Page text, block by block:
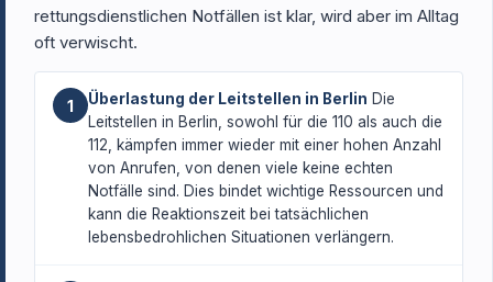
rettungsdienstlichen Notfällen ist klar, wird aber im Alltag
oft verwischt.
1 Überlastung der Leitstellen in Berlin Die
Leitstellen in Berlin, sowohl für die 110 als auch die
112, kämpfen immer wieder mit einer hohen Anzahl
von Anrufen, von denen viele keine echten
Notfälle sind. Dies bindet wichtige Ressourcen und
kann die Reaktionszeit bei tatsächlichen
lebensbedrohlichen Situationen verlängern.